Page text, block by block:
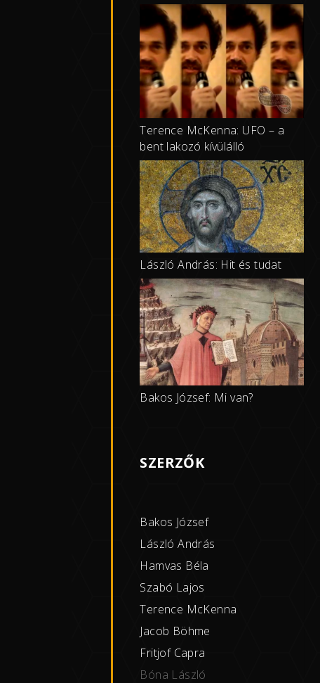
Terence McKenna: UFO – a
bent lakozó kívülálló
László András: Hit és tudat
Bakos József: Mi van?
SZERZŐK
Bakos József
László András
Hamvas Béla
Szabó Lajos
Terence McKenna
Jacob Böhme
Fritjof Capra
Bóna László